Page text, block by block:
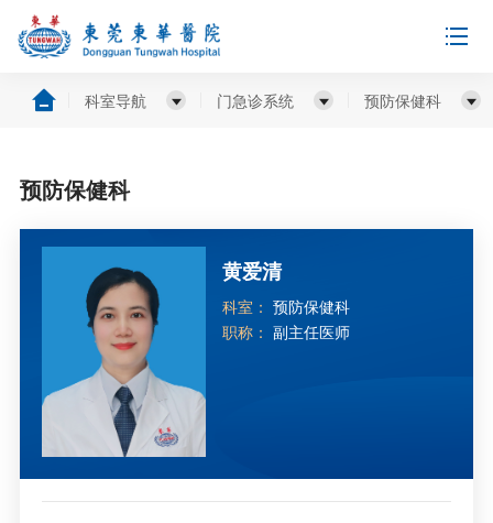
科室导航 门急诊系统 预防保健科
预防保健科
黄爱清
科室： 预防保健科
职称： 副主任医师